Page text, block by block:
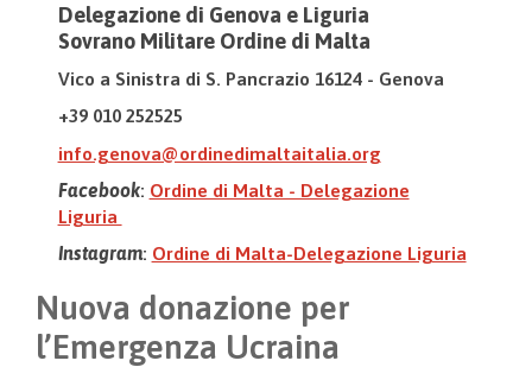
Delegazione di Genova e Liguria
Sovrano Militare Ordine di Malta
Vico a Sinistra di S. Pancrazio 16124 - Genova
+39 010 252525
info.genova@ordinedimaltaitalia.org
Facebook: Ordine di Malta - Delegazione
Liguria
Instagram: Ordine di Malta-Delegazione Liguria
Nuova donazione per
l’Emergenza Ucraina